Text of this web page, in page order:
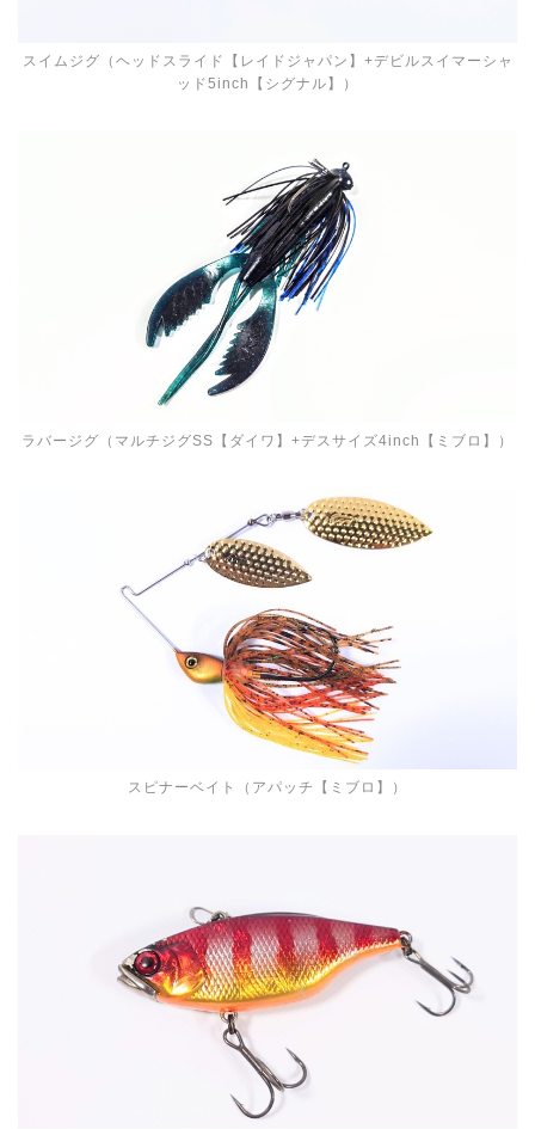
スイムジグ（ヘッドスライド【レイドジャパン】+デビルスイマーシャ
ッド5inch【シグナル】）
ラバージグ（マルチジグSS【ダイワ】+デスサイズ4inch【ミブロ】）
スピナーベイト（アパッチ【ミブロ】）